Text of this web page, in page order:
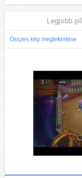
Legjobb
Összes kép megtekintése